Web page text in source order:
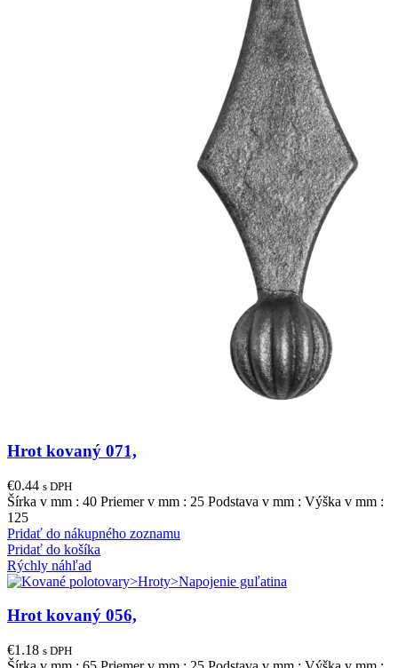
Hrot kovaný 071,
€0.44 s DPH
Šírka v mm : 40 Priemer v mm : 25 Podstava v mm : Výška v mm :
125
Pridať do nákupného zoznamu
Pridať do košíka
Rýchly náhľad
Hrot kovaný 056,
€1.18 s DPH